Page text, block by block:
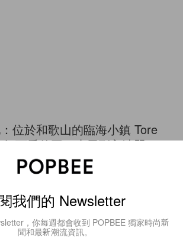
位於和歌山的臨海小鎮 Tore
可愛的圓頂小屋列入清單！
動心！更何況裡面還有超新鮮的海鮮市場、露天
我們的 Newsletter
，你每週都會收到 POPBEE 獨家時尚新
聞和最新潮流資訊。